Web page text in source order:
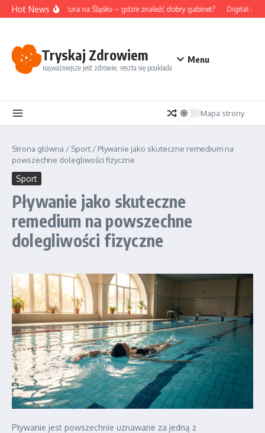
Przejdź do treści
Hot NewsAkupunktura na Śląsku – gdzie znaleźć dobry gabinet? Digital
Tryskaj Zdrowiem
najważniejsze jest zdrowie, reszta się poukłada
Menu
Mapa strony
Strona główna / Sport / Pływanie jako skuteczne remedium na
powszechne dolegliwości fizyczne
Sport
Pływanie jako skuteczne
remedium na powszechne
dolegliwości fizyczne
Pływanie jest powszechnie uznawane za jedną z